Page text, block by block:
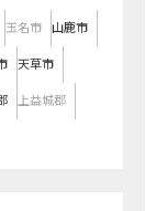
玉名市 山鹿市
天草市
上益城郡